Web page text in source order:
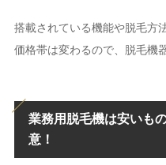
搭載されている機能や脱毛方
価格帯は変わるので、脱毛機
業務用脱毛機は安いも
意！